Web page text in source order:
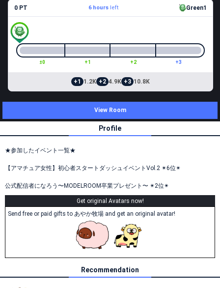
0 PT 6 hoursleft Green1
±0 +1 +2 +3
+1 1.2K +2 4.9K +3 10.8K
View Room
Profile
★参加したイベント一覧★
【アマチュア女性】初心者スタートダッシュイベントVol.2 ✴︎6位✴︎
公式配信者になろう〜MODELROOM卒業プレゼント〜 ✴︎2位✴︎
Get original Avatars now!
Send free or paid gifts to あやか牧場 and get an original avatar!
Recommendation